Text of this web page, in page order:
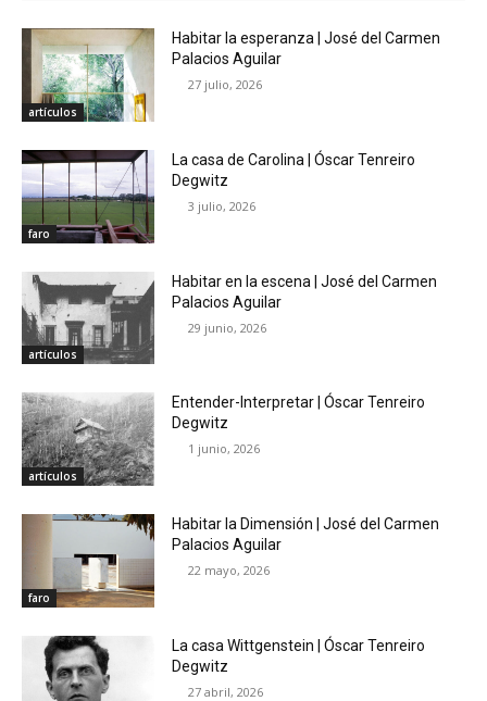
artículos
Habitar la esperanza | José del Carmen
Palacios Aguilar
27 julio, 2026
faro
La casa de Carolina | Óscar Tenreiro
Degwitz
3 julio, 2026
artículos
Habitar en la escena | José del Carmen
Palacios Aguilar
29 junio, 2026
artículos
Entender-Interpretar | Óscar Tenreiro
Degwitz
1 junio, 2026
faro
Habitar la Dimensión | José del Carmen
Palacios Aguilar
22 mayo, 2026
La casa Wittgenstein | Óscar Tenreiro
Degwitz
27 abril, 2026